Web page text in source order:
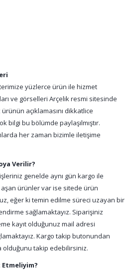
yüzlerce ürün ile hizmet
ve görselleri Arçelik resmi sitesinde
açıklamasını dikkatlice
bilgi bu bölümde paylaşılmıştır.
her zaman bizimle iletişime
Verilir?
genelde aynı gün kargo ile
ürünler var ise sitede ürün
eğer ki temin edilme süreci uzayan bir
sağlamaktayız. Siparişiniz
kayıt olduğunuz mail adresi
Kargo takip butonundan
takip edebilirsiniz.